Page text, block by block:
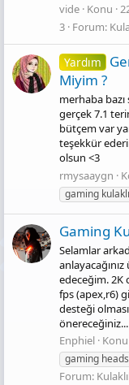
vide Konu
3 Forum:
Yardım
Miyim ?
merhaba
gerçek 7.1
bütçem var
teşekkür
olsun <3
rmysaaygn
gaming
Gaming
Selamlar
edeceğim. 2K
fps (apex,r6)
desteği
önereceğiniz...
Enphiel Konu
gaming
Forum: